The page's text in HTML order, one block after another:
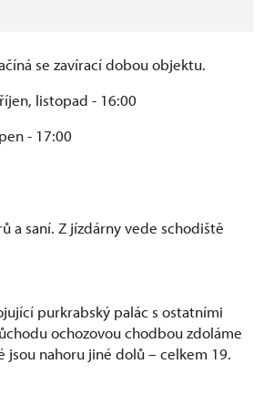
se zavírací dobou objektu.
listopad - 16:00
- 17:00
a saní. Z jízdárny vede schodiště
purkrabský palác s ostatními
ochozovou chodbou zdoláme
jsou nahoru jiné dolů – celkem 19.